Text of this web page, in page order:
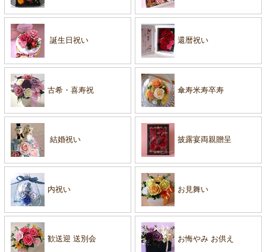
誕生日祝い 還暦祝い
古希・喜寿祝 傘寿米寿卒寿
結婚祝い 披露宴両親贈呈
内祝い お見舞い
歓送迎 送別会 お悔やみ お供え